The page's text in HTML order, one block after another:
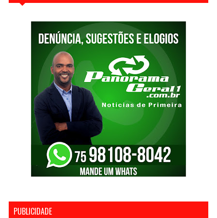
PUBLICIDADE